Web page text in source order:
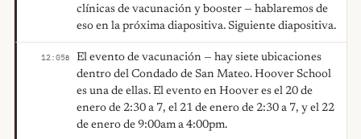
clínicas de vacunación y booster — hablaremos de
eso en la próxima diapositiva. Siguiente diapositiva.
12:05B
El evento de vacunación — hay siete ubicaciones
dentro del Condado de San Mateo. Hoover School
es una de ellas. El evento en Hoover es el 20 de
enero de 2:30 a 7, el 21 de enero de 2:30 a 7, y el 22
de enero de 9:00am a 4:00pm.